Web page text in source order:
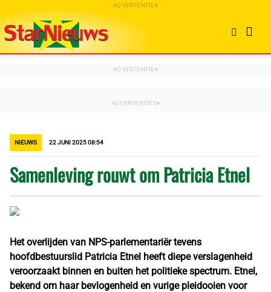
NIEUWS 22 JUNI 2025 08:54
Samenleving rouwt om Patricia Etnel
Het overlijden van NPS-parlementariër tevens
hoofdbestuurslid Patricia Etnel heeft diepe verslagenheid
veroorzaakt binnen en buiten het politieke spectrum. Etnel,
bekend om haar bevlogenheid en vurige pleidooien voor